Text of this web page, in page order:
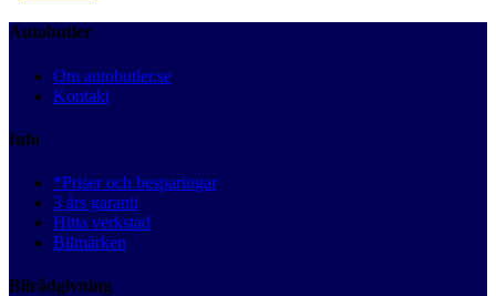
Autobutler
Om autobutler.se
Kontakt
Info
*Priser och besparingar
3 års garanti
Hitta verkstad
Bilmärken
Bilrådgivning